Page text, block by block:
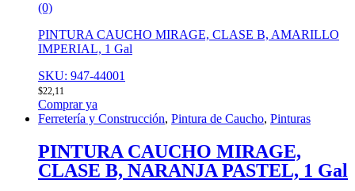
(0)
PINTURA CAUCHO MIRAGE, CLASE B, AMARILLO
IMPERIAL, 1 Gal
SKU: 947-44001
$22,11
Comprar ya
Ferretería y Construcción, Pintura de Caucho, Pinturas
PINTURA CAUCHO MIRAGE,
CLASE B, NARANJA PASTEL, 1 Gal